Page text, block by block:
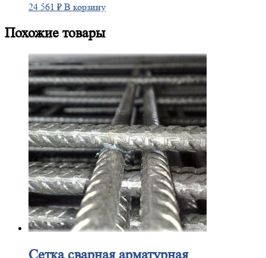
24 561 ₽ В корзину
Похожие товары
Сеткасварная арматурная